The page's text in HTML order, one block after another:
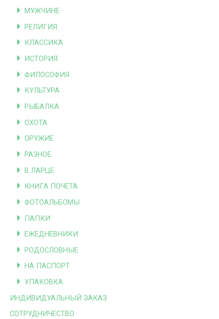
МУЖЧИНЕ
РЕЛИГИЯ
КЛАССИКА
ИСТОРИЯ
ФИЛОСОФИЯ
КУЛЬТУРА
РЫБАЛКА
ОХОТА
ОРУЖИЕ
РАЗНОЕ
В ЛАРЦЕ
КНИГА ПОЧЕТА
ФОТОАЛЬБОМЫ
ПАПКИ
ЕЖЕДНЕВНИКИ
РОДОСЛОВНЫЕ
НА ПАСПОРТ
УПАКОВКА
ИНДИВИДУАЛЬНЫЙ ЗАКАЗ
СОТРУДНИЧЕСТВО